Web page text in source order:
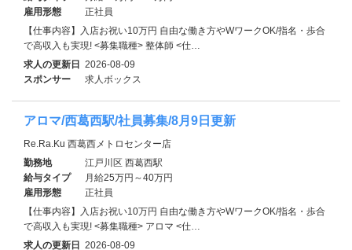
雇用形態
正社員
【仕事内容】入店お祝い10万円 自由な働き方やWワークOK/指名・歩合
で高収入も実現! <募集職種> 整体師 <仕…
求人の更新日 2026-08-09
スポンサー
求人ボックス
アロマ/西葛西駅/社員募集/8月9日更新
Re.Ra.Ku 西葛西メトロセンター店
勤務地
江戸川区 西葛西駅
給与タイプ
月給25万円～40万円
雇用形態
正社員
【仕事内容】入店お祝い10万円 自由な働き方やWワークOK/指名・歩合
で高収入も実現! <募集職種> アロマ <仕…
求人の更新日 2026-08-09